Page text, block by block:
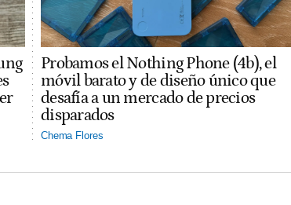
Probamos el Nothing Phone (4b), el
móvil barato y de diseño único que
desafía a un mercado de precios
disparados
Chema Flores